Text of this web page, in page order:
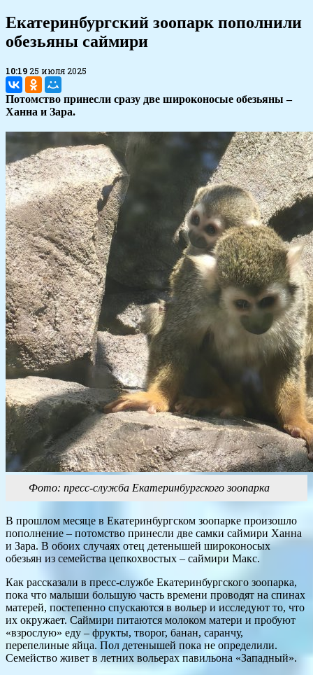
​Екатеринбургский зоопарк пополнили
обезьяны саймири
10:1925 июля 2025
Потомство принесли сразу две широконосые обезьяны –
Ханна и Зара.
Фото: пресс-служба Екатеринбургского зоопарка
В прошлом месяце в Екатеринбургском зоопарке произошло
пополнение – потомство принесли две самки саймири Ханна
и Зара. В обоих случаях отец детенышей широконосых
обезьян из семейства цепкохвостых – саймири Макс.
Как рассказали в пресс-службе Екатеринбургского зоопарка,
пока что малыши большую часть времени проводят на спинах
матерей, постепенно спускаются в вольер и исследуют то, что
их окружает. Саймири питаются молоком матери и пробуют
«взрослую» еду – фрукты, творог, банан, саранчу,
перепелиные яйца. Пол детенышей пока не определили.
Семейство живет в летних вольерах павильона «Западный».